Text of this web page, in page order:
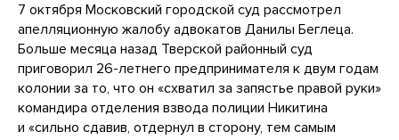
7 октября Московский городской суд рассмотрел
апелляционную жалобу адвокатов Данилы Беглеца.
Больше месяца назад Тверской районный суд
приговорил 26-летнего предпринимателя к двум годам
колонии за то, что он «схватил за запястье правой руки»
командира отделения взвода полиции Никитина
и «сильно сдавив, отдернул в сторону, тем самым